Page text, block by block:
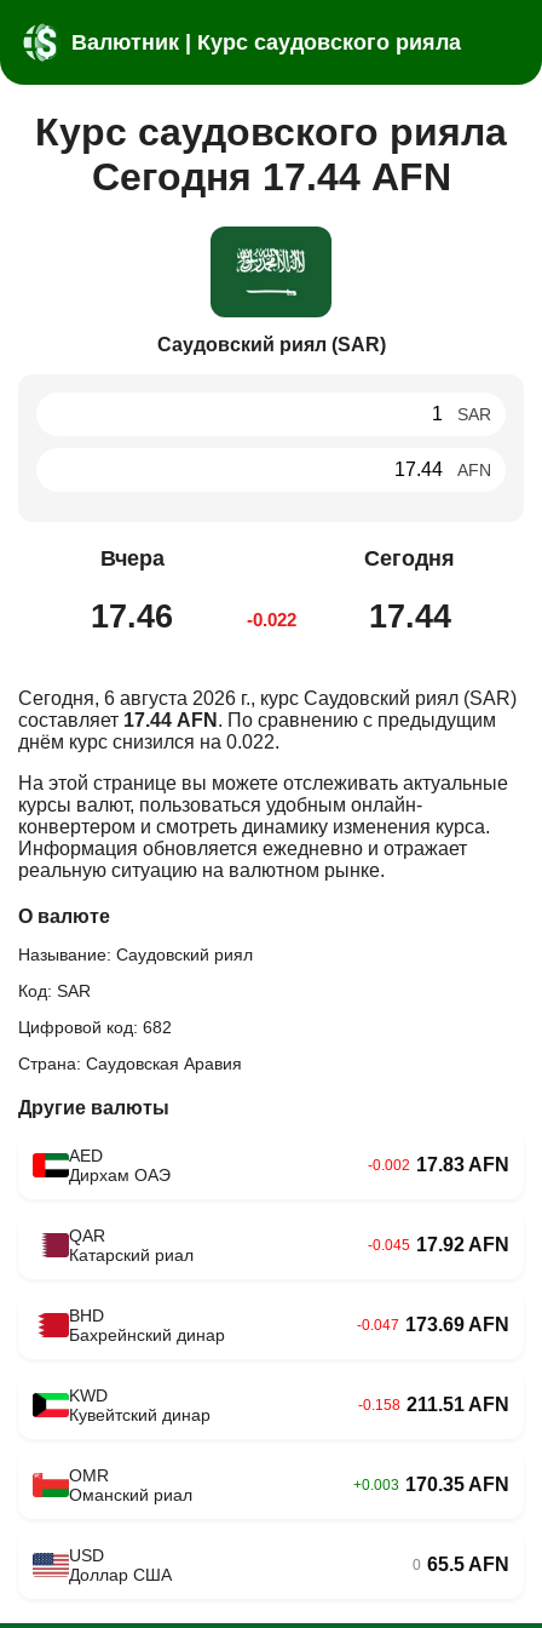
Валютник | Курс саудовского рияла
Курс саудовского рияла
Сегодня 17.44 AFN
Саудовский риял (SAR)
SAR
AFN
Вчера
17.46 -0.022
Сегодня
17.44
Сегодня, 6 августа 2026 г., курс Саудовский риял (SAR)
составляет 17.44 AFN . По сравнению с предыдущим
днём курс снизился на 0.022.
На этой странице вы можете отслеживать актуальные
курсы валют, пользоваться удобным онлайн-
конвертером и смотреть динамику изменения курса.
Информация обновляется ежедневно и отражает
реальную ситуацию на валютном рынке.
О валюте
Называние: Саудовский риял
Код: SAR
Цифровой код: 682
Страна: Саудовская Аравия
Другие валюты
AED
Дирхам ОАЭ
-0.002 17.83 AFN
QAR
Катарский риал
-0.045 17.92 AFN
BHD
Бахрейнский динар
-0.047 173.69 AFN
KWD
Кувейтский динар
-0.158 211.51 AFN
OMR
Оманский риал
+0.003 170.35 AFN
USD
Доллар США
0 65.5 AFN